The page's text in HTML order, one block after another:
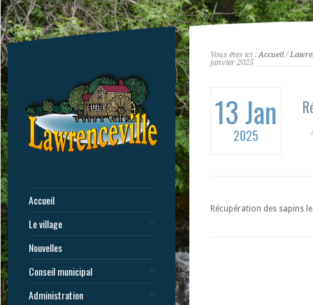
Accueil
Le village
Nouvelles
Conseil municipal
Administration
Vous êtes ici :Accueil/
janvier 2025
13 Jan
2025
Récupération des sapins